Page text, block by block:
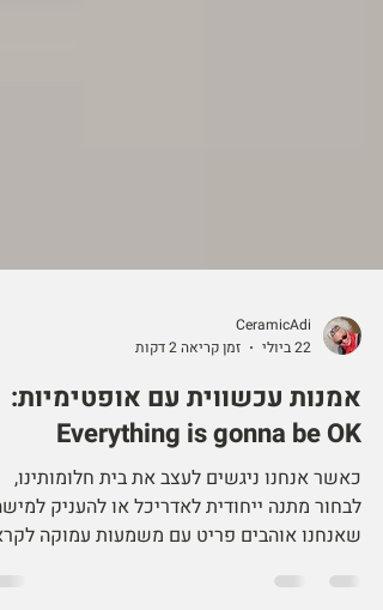
CeramicAdi
זמן קריאה 2 דקות
אמנות עכשווית עם אופטימיות:
Everything is gonna be OK
כאשר אנחנו ניגשים לעצב את בית חלומותינו,
לבחור מתנה ייחודית לאדריכל או להעניק